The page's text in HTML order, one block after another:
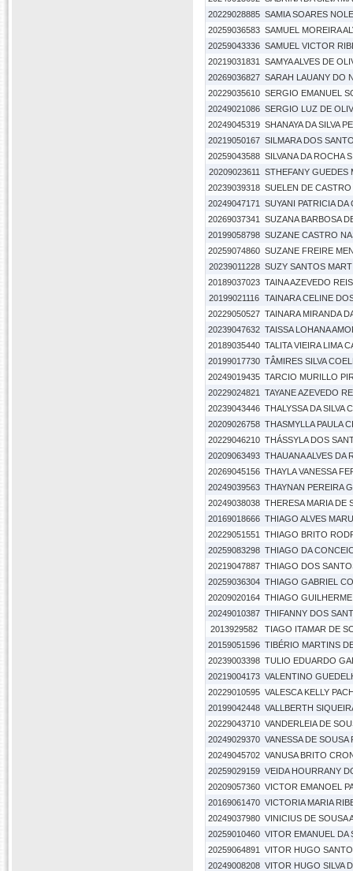
20229028885 SAMIA SOARES
20259036583 SAMUEL MOREIRA
20259043336 SAMUEL VICTOR
20219031831
SAMYA ALVES DE
20269036827 SARAH LAUANY DO
20229035610 SERGIO EMANUEL
20249021086 SERGIO LUZ DE
20249045319 SHANAYA DA SILVA
20219050167 SILMARA DOS
20259043588 SILVANA DA ROCHA
20209023611
STHEFANY GUEDES
20239039318 SUELEN DE
20249047171
SUYANI PATRICIA
20269037341
SUZANA BARBOSA
20199058798 SUZANE CASTRO
20259074860 SUZANE FREIRE
20239011228 SUZY SANTOS
20189037023 TAINA AZEVEDO REIS
20199021116 TAINARA CELINE
20229050527 TAINARA MIRANDA
20239047632 TAISSA LOHANA
20189035440 TALITA VIEIRA LIMA
20199017730 TÂMIRES SILVA
20249019435 TARCIO MURILLO
20229024821
TAYANE AZEVEDO
20239043446 THALYSSA DA SILVA
20209026758 THASMYLLA PAULA
20229046210 THÁSSYLA DOS
20209063493 THAUANA ALVES DA
20269045156 THAYLA VANESSA
20249039563 THAYNAN PEREIRA
20249038038 THERESA MARIA DE
20169018666 THIAGO ALVES
20229051551
THIAGO BRITO
20259083298 THIAGO DA
20219047887 THIAGO DOS
20259036304 THIAGO GABRIEL
20209020164 THIAGO
20249010387 THIFANNY DOS
2013929582
TIAGO ITAMAR DE
20159051596 TIBÉRIO MARTINS
20239003398 TULIO EDUARDO
20219004173 VALENTINO
20229010595 VALESCA KELLY
20199042448 VALLBERTH
20229043710 VANDERLEIA DE
20249029370 VANESSA DE SOUSA
20249045702 VANUSA BRITO
20259029159 VEIDA HOURRANY
20209057360 VICTOR EMANOEL
20169061470 VICTORIA MARIA
20249037980 VINICIUS DE SOUSA
20259010460 VITOR EMANUEL DA
20259064891
VITOR HUGO
20249008208 VITOR HUGO SILVA